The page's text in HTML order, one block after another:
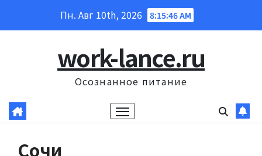
Пн. Авг 10th, 2026 8:15:47 AM
work-lance.ru
Осознанное питание
Сочи